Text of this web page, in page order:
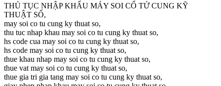
THỦ TỤC NHẬP KHẨU MÁY SOI CỔ TỬ CUNG KỸ
THUẬT SỐ,
may soi co tu cung ky thuat so,
thu tuc nhap khau may soi co tu cung ky thuat so,
hs code cua may soi co tu cung ky thuat so,
hs code may soi co tu cung ky thuat so,
thue khau nhap may soi co tu cung ky thuat so,
thue vat may soi co tu cung ky thuat so,
thue gia tri gia tang may soi co tu cung ky thuat so,